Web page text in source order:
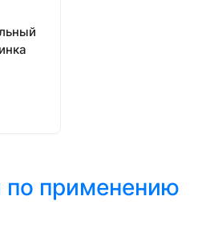
по применению